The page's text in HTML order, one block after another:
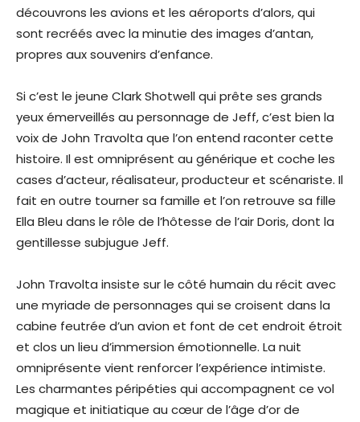
découvrons les avions et les aéroports d’alors, qui
sont recréés avec la minutie des images d’antan,
propres aux souvenirs d’enfance.
Si c’est le jeune Clark Shotwell qui prête ses grands
yeux émerveillés au personnage de Jeff, c’est bien la
voix de John Travolta que l’on entend raconter cette
histoire. Il est omniprésent au générique et coche les
cases d’acteur, réalisateur, producteur et scénariste. Il
fait en outre tourner sa famille et l’on retrouve sa fille
Ella Bleu dans le rôle de l’hôtesse de l’air Doris, dont la
gentillesse subjugue Jeff.
John Travolta insiste sur le côté humain du récit avec
une myriade de personnages qui se croisent dans la
cabine feutrée d’un avion et font de cet endroit étroit
et clos un lieu d’immersion émotionnelle. La nuit
omniprésente vient renforcer l’expérience intimiste.
Les charmantes péripéties qui accompagnent ce vol
magique et initiatique au cœur de l’âge d’or de